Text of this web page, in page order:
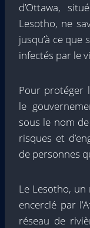
d’Ottawa,
Lesotho, ne
jusqu’à ce
infectés par le
Pour protéger
le
sous le nom
risques et
de personnes
Le Lesotho,
encerclé par
réseau de